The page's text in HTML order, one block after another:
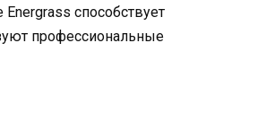
способствует
профессиональные